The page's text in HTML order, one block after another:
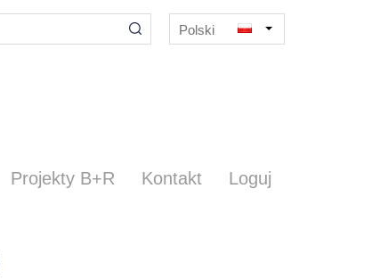
Polski
Projekty B+R Kontakt Loguj